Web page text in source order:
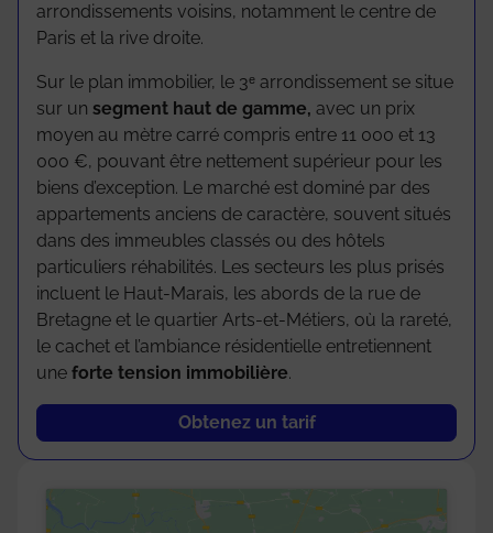
arrondissements voisins, notamment le centre de
Paris et la rive droite.
Sur le plan immobilier, le 3ᵉ arrondissement se situe
sur un segment haut de gamme, avec un prix
moyen au mètre carré compris entre 11 000 et 13
000 €, pouvant être nettement supérieur pour les
biens d’exception. Le marché est dominé par des
appartements anciens de caractère, souvent situés
dans des immeubles classés ou des hôtels
particuliers réhabilités. Les secteurs les plus prisés
incluent le Haut-Marais, les abords de la rue de
Bretagne et le quartier Arts-et-Métiers, où la rareté,
le cachet et l’ambiance résidentielle entretiennent
une forte tension immobilière.
Obtenez un tarif